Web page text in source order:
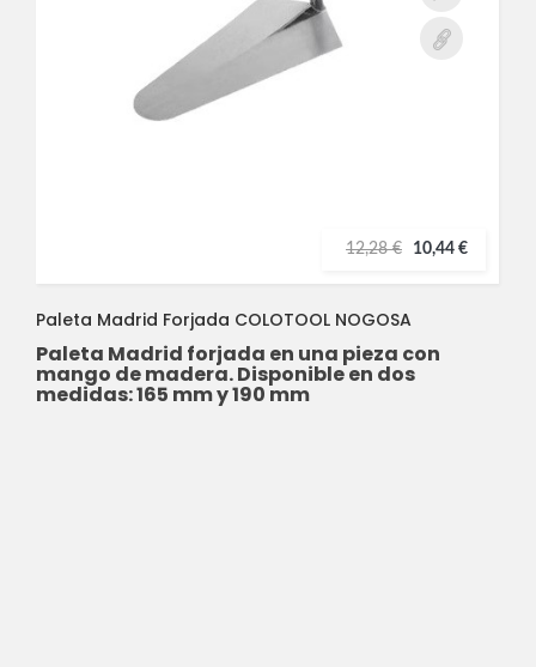
12,28 € 10,44 €
Paleta Madrid Forjada COLOTOOL NOGOSA
Paleta Madrid forjada en una pieza con
mango de madera. Disponible en dos
medidas: 165 mm y 190 mm